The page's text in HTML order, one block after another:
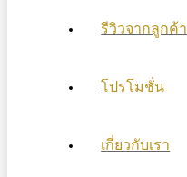
รีวิวจากลูกค้า
โปรโมชั่น
เกี่ยวกับเรา